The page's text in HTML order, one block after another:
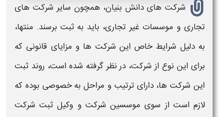
شرکت های دانش بنیان، همچون سایر شرکت های
تجاری و موسسات غیر تجاری، باید به ثبت برسند. منتها،
به دلیل شرایط خاص این شرکت ها و مزایای قانونی که
برای این نوع از شرکت، در نظر گرفته شده است، روند ثبت
این شرکت ها، دارای ترتیب و مراحل به خصوصی بوده که
لازم است از سوی موسسین شرکت و وکیل ثبت شرکت